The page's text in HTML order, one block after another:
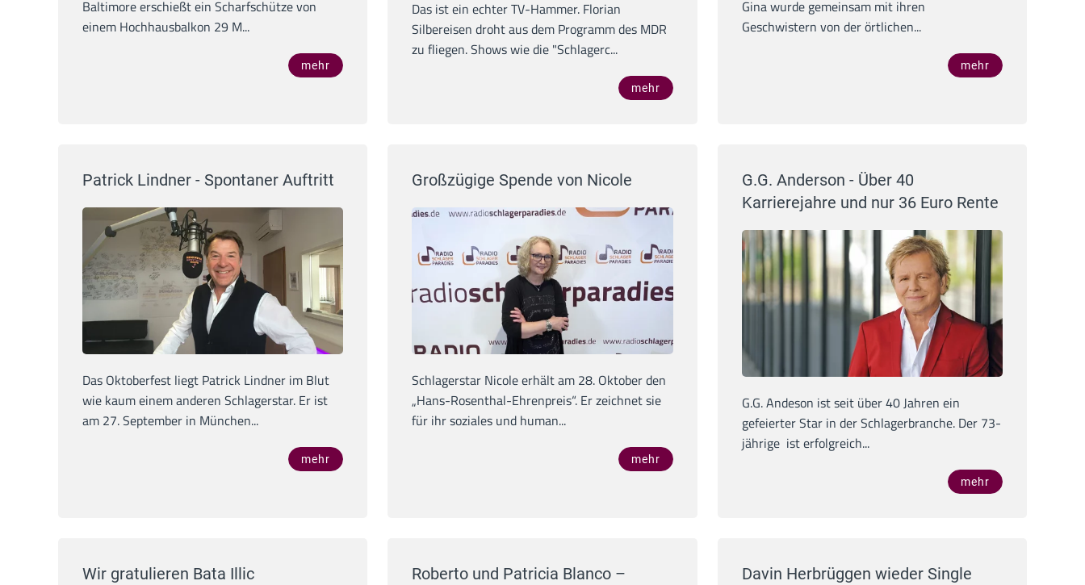
Baltimore erschießt ein Scharfschütze von
einem Hochhausbalkon 29 M...
mehr
Das ist ein echter TV-Hammer. Florian
Silbereisen droht aus dem Programm des MDR
zu fliegen. Shows wie die "Schlagerc...
mehr
Gina wurde gemeinsam mit ihren
Geschwistern von der örtlichen...
mehr
Patrick Lindner - Spontaner Auftritt
Das Oktoberfest liegt Patrick Lindner im Blut
wie kaum einem anderen Schlagerstar. Er ist
am 27. September in München...
mehr
Großzügige Spende von Nicole
Schlagerstar Nicole erhält am 28. Oktober den
„Hans-Rosenthal-Ehrenpreis“. Er zeichnet sie
für ihr soziales und human...
mehr
G.G. Anderson - Über 40
Karrierejahre und nur 36 Euro Rente
G.G. Andeson ist seit über 40 Jahren ein
gefeierter Star in der Schlagerbranche. Der 73-
jährige ist erfolgreich...
mehr
Wir gratulieren Bata Illic
Roberto und Patricia Blanco –
Davin Herbrüggen wieder Single